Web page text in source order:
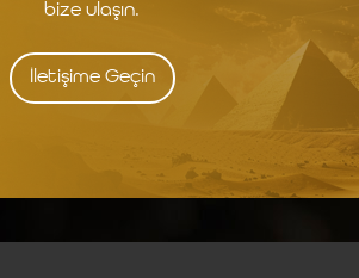
bize ulaşın.
İletişime Geçin